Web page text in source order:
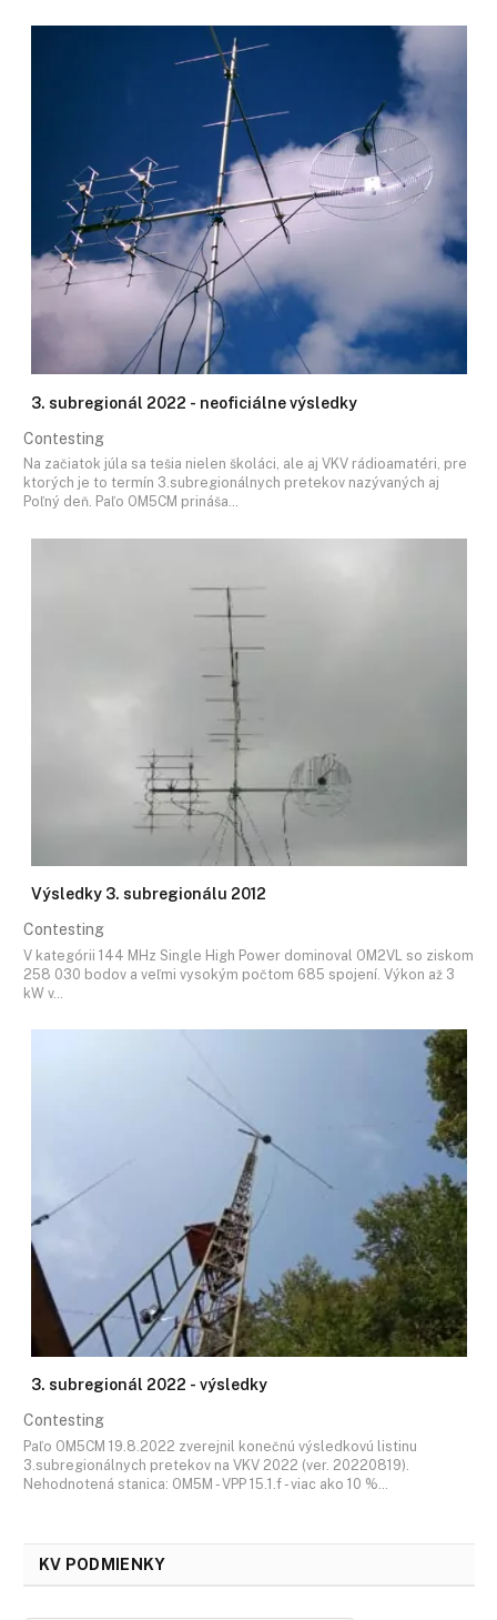
3. subregionál 2022 - neoficiálne výsledky
Contesting
Na začiatok júla sa tešia nielen školáci, ale aj VKV rádioamatéri, pre
ktorých je to termín 3.subregionálnych pretekov nazývaných aj
Poľný deň. Paľo OM5CM prináša…
Výsledky 3. subregionálu 2012
Contesting
V kategórii 144 MHz Single High Power dominoval OM2VL so ziskom
258 030 bodov a veľmi vysokým počtom 685 spojení. Výkon až 3
kW v…
3. subregionál 2022 - výsledky
Contesting
Paľo OM5CM 19.8.2022 zverejnil konečnú výsledkovú listinu
3.subregionálnych pretekov na VKV 2022 (ver. 20220819).
Nehodnotená stanica: OM5M - VPP 15.1.f - viac ako 10 %…
KV PODMIENKY